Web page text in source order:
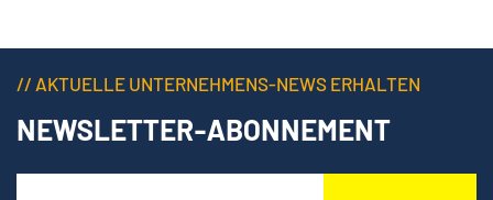
// AKTUELLE UNTERNEHMENS-NEWS ERHALTEN
NEWSLETTER-ABONNEMENT